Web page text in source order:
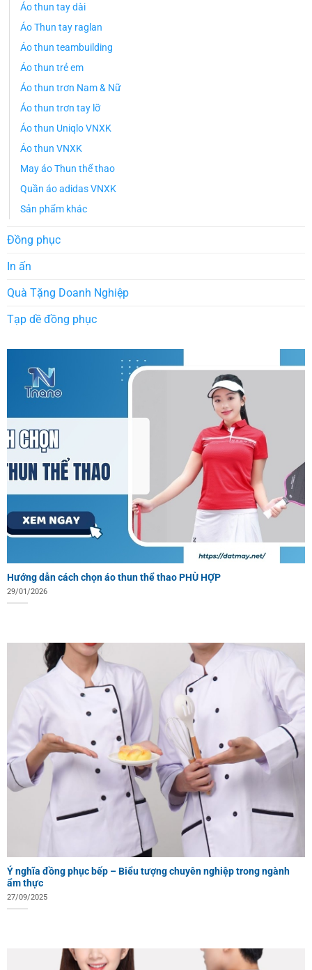
Áo thun tay dài
Áo Thun tay raglan
Áo thun teambuilding
Áo thun trẻ em
Áo thun trơn Nam & Nữ
Áo thun trơn tay lỡ
Áo thun Uniqlo VNXK
Áo thun VNXK
May áo Thun thể thao
Quần áo adidas VNXK
Sản phẩm khác
Đồng phục
In ấn
Quà Tặng Doanh Nghiệp
Tạp dề đồng phục
Hướng dẫn cách chọn áo thun thể thao PHÙ HỢP
29/01/2026
Ý nghĩa đồng phục bếp – Biểu tượng chuyên nghiệp trong ngành
ẩm thực
27/09/2025